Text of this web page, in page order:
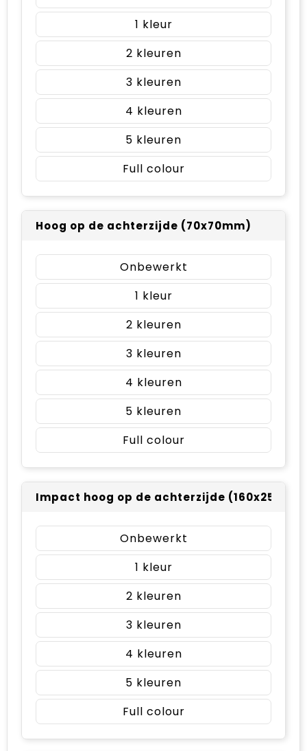
1
2
3
4
5
Full colour
Hoog op de achterzijde (70x70mm)
Onbewerkt
1
2
3
4
5
Full colour
Impact hoog op de achterzijde
Onbewerkt
1
2
3
4
5
Full colour